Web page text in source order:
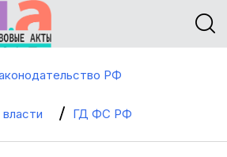
РФ
ГД ФС РФ